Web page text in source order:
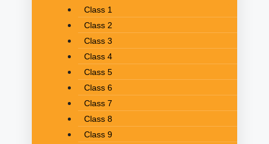
Class 1
Class 2
Class 3
Class 4
Class 5
Class 6
Class 7
Class 8
Class 9